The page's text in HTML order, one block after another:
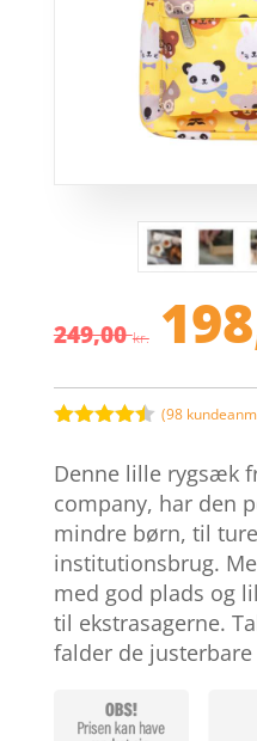
249,00kr. Den
pris
var:
ud af 5
baseret
på
kundebedø
mmelser
(98
Denne lille rygsæk
company, har den
mindre børn, til
institutionsbrug.
med god plads og
til ekstrasagerne.
falder de